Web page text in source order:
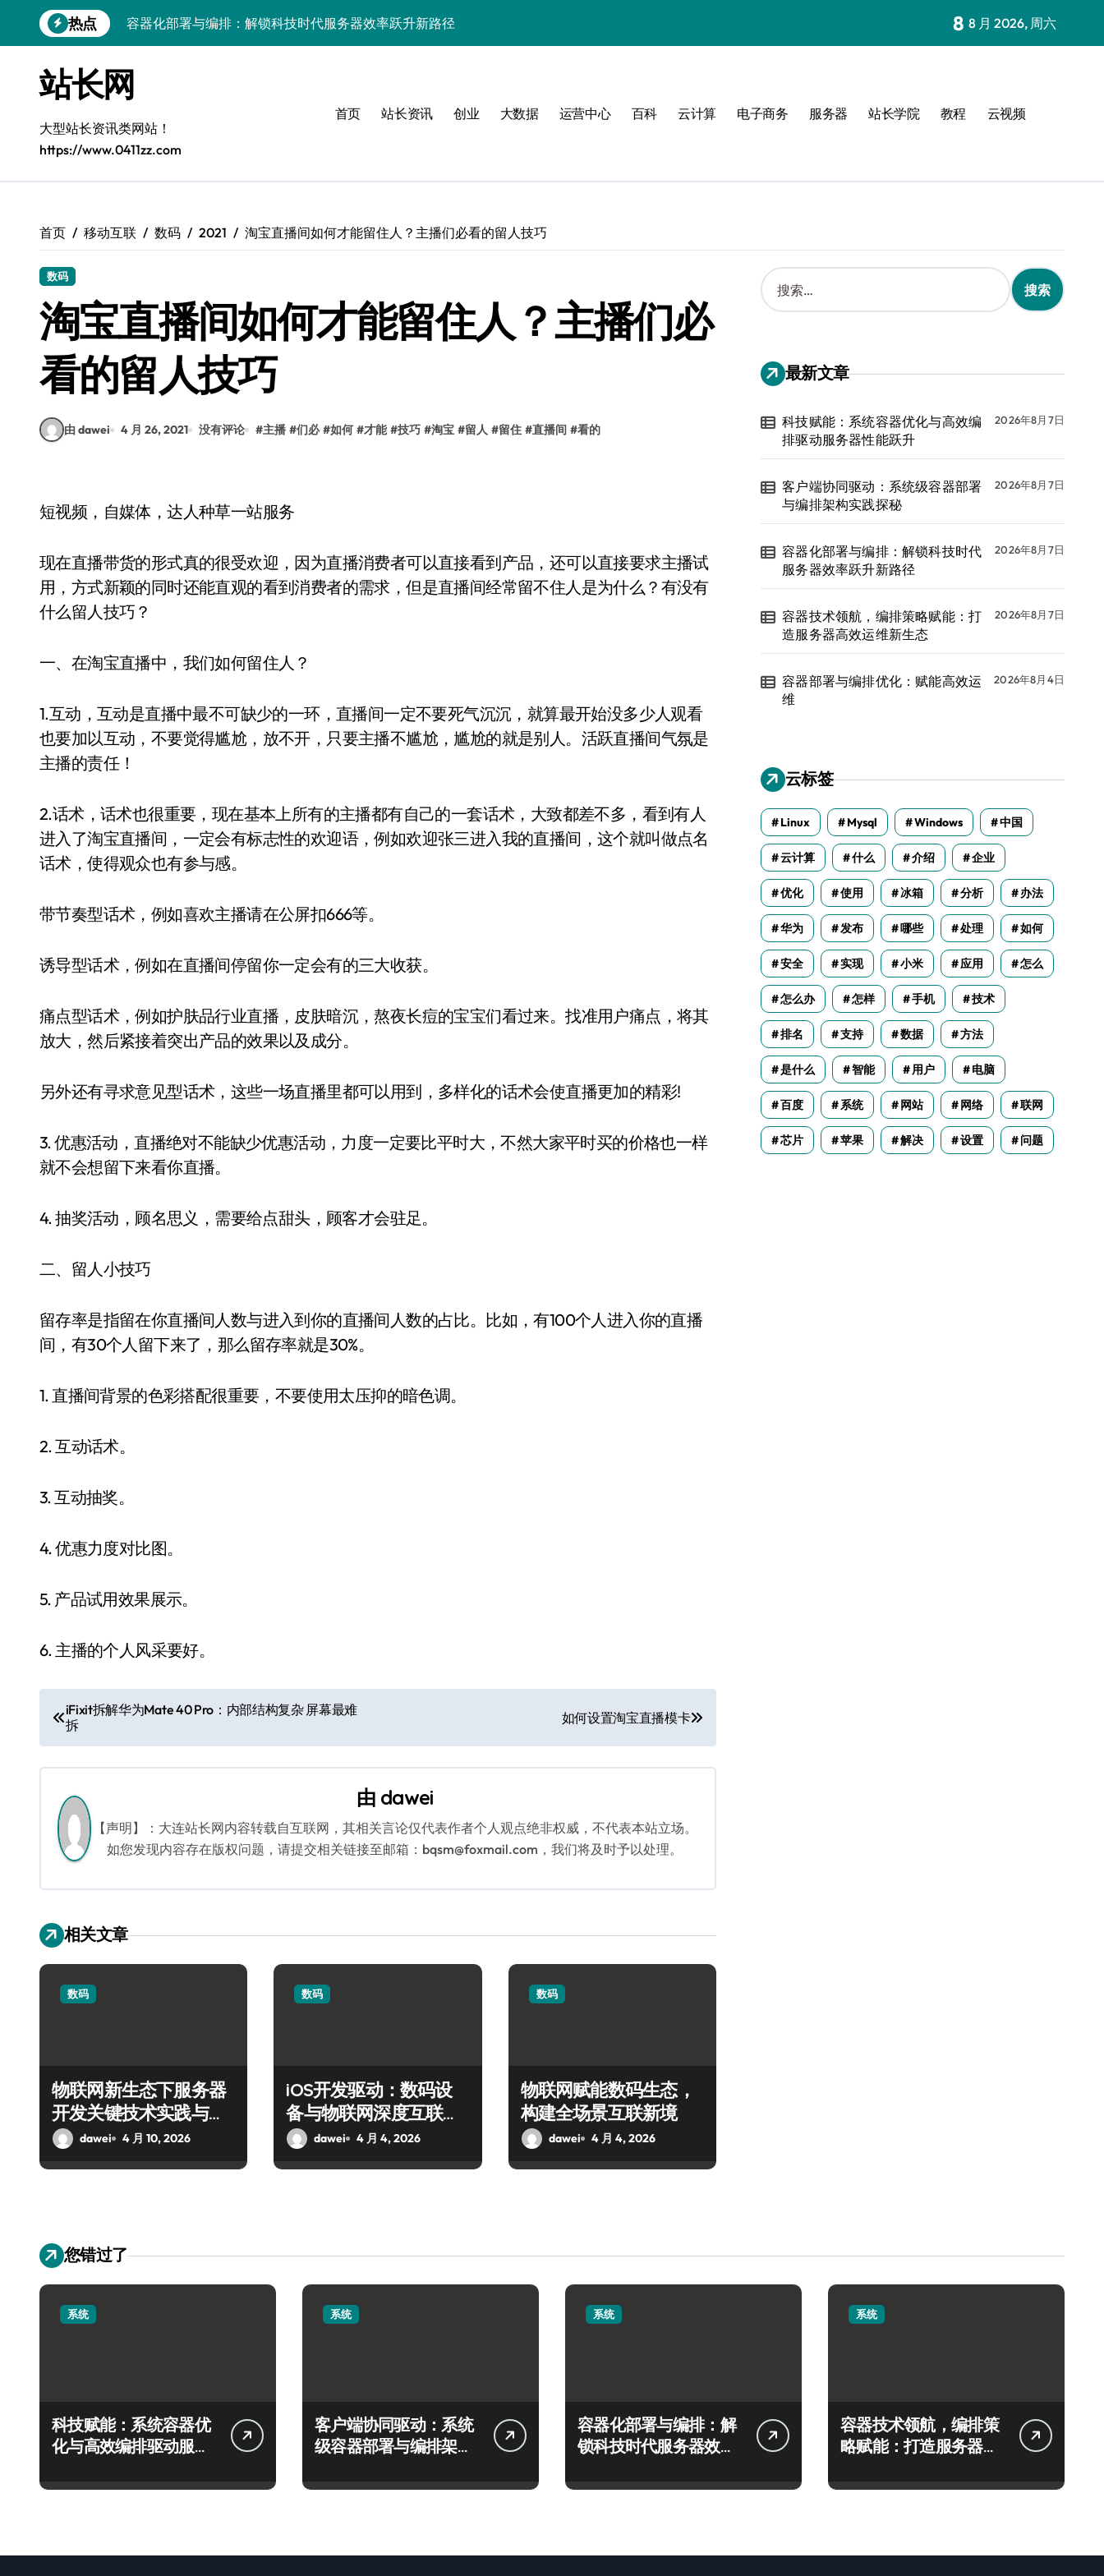
到
热点
容器化部署与编排：解锁科技时代服务器效率跃升新路径
容器部署与编排优化：赋能高效运维
容器部署与编排：重塑服务器管理新范式
破局之道：大模型平台安全运营实战
跨界融合：互联网站长生态新引擎
容器智能编排：释放服务器极致效能
8 8 月 2026, 周六
站长网
大型站长资讯类网站！
https://www.0411zz.com
首页 站长资讯 创业 大数据 运营中心 百科 云计算 电子商务 服务器 站长学院 教程 云视频
首页 移动互联 数码 2021 淘宝直播间如何才能留住人？主播们必看的留人技巧
数码
淘宝直播间如何才能留住人？主播们必
看的留人技巧
由 dawei 4 月 26, 2021 没有评论 #主播 #们必 #如何 #才能 #技巧 #淘宝 #留人 #留住 #直播间 #看的
短视频，自媒体，达人种草一站服务
现在直播带货的形式真的很受欢迎，因为直播消费者可以直接看到产品，还可以直接要求主播试
用，方式新颖的同时还能直观的看到消费者的需求，但是直播间经常留不住人是为什么？有没有
什么留人技巧？
一、在淘宝直播中，我们如何留住人？
1.互动，互动是直播中最不可缺少的一环，直播间一定不要死气沉沉，就算最开始没多少人观看
也要加以互动，不要觉得尴尬，放不开，只要主播不尴尬，尴尬的就是别人。活跃直播间气氛是
主播的责任！
2.话术，话术也很重要，现在基本上所有的主播都有自己的一套话术，大致都差不多，看到有人
进入了淘宝直播间，一定会有标志性的欢迎语，例如欢迎张三进入我的直播间，这个就叫做点名
话术，使得观众也有参与感。
带节奏型话术，例如喜欢主播请在公屏扣666等。
诱导型话术，例如在直播间停留你一定会有的三大收获。
痛点型话术，例如护肤品行业直播，皮肤暗沉，熬夜长痘的宝宝们看过来。找准用户痛点，将其
放大，然后紧接着突出产品的效果以及成分。
另外还有寻求意见型话术，这些一场直播里都可以用到，多样化的话术会使直播更加的精彩!
3. 优惠活动，直播绝对不能缺少优惠活动，力度一定要比平时大，不然大家平时买的价格也一样
就不会想留下来看你直播。
4. 抽奖活动，顾名思义，需要给点甜头，顾客才会驻足。
二、留人小技巧
留存率是指留在你直播间人数与进入到你的直播间人数的占比。比如，有100个人进入你的直播
间，有30个人留下来了，那么留存率就是30%。
1. 直播间背景的色彩搭配很重要，不要使用太压抑的暗色调。
2. 互动话术。
3. 互动抽奖。
4. 优惠力度对比图。
5. 产品试用效果展示。
6. 主播的个人风采要好。
文
章
导
航
iFixit拆解华为Mate 40 Pro：内部结构复杂 屏幕最难
拆
如何设置淘宝直播模卡
由 dawei
【声明】：大连站长网内容转载自互联网，其相关言论仅代表作者个人观点绝非权威，不代表本站立场。
如您发现内容存在版权问题，请提交相关链接至邮箱：bqsm@foxmail.com，我们将及时予以处理。
相关文章
数码
物联网新生态下服务器
开发关键技术实践与突
破
dawei 4 月 10, 2026
数码
iOS开发驱动：数码设
备与物联网深度互联新
实践dawei 4 月 4, 2026
数码
物联网赋能数码生态，
构建全场景互联新境
dawei 4 月 4, 2026
搜
索
：
最新文章
科技赋能：系统容器优化与高效编
排驱动服务器性能跃升
2026年8月7日
客户端协同驱动：系统级容器部署
与编排架构实践探秘
2026年8月7日
容器化部署与编排：解锁科技时代
服务器效率跃升新路径
2026年8月7日
容器技术领航，编排策略赋能：打
造服务器高效运维新生态
2026年8月7日
容器部署与编排优化：赋能高效运
维
2026年8月4日
云标签
Linux Mysql Windows 中国
云计算 什么 介绍 企业
优化 使用 冰箱 分析 办法
华为 发布 哪些 处理 如何
安全 实现 小米 应用 怎么
怎么办 怎样 手机 技术
排名 支持 数据 方法
是什么 智能 用户 电脑
百度 系统 网站 网络 联网
芯片 苹果 解决 设置 问题
您错过了
系统
科技赋能：系统容器优
化与高效编排驱动服务
系统
客户端协同驱动：系统
级容器部署与编排架构
系统
容器化部署与编排：解
锁科技时代服务器效率
系统
容器技术领航，编排策
略赋能：打造服务器高